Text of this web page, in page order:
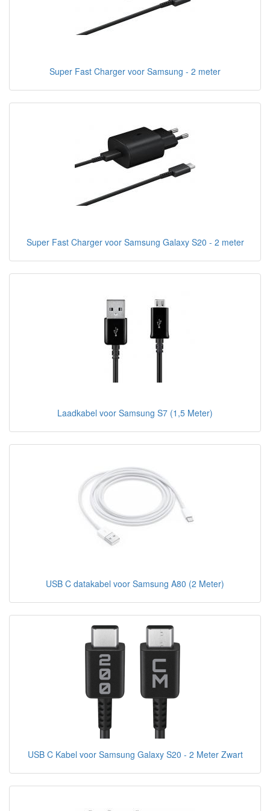
Super Fast Charger voor Samsung - 2 meter
Super Fast Charger voor Samsung Galaxy S20 - 2 meter
Laadkabel voor Samsung S7 (1,5 Meter)
USB C datakabel voor Samsung A80 (2 Meter)
USB C Kabel voor Samsung Galaxy S20 - 2 Meter Zwart